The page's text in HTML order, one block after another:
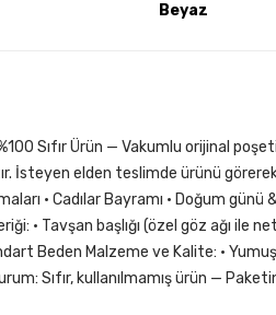
Beyaz
Sıfır Ürün — Vakumlu orijinal
İsteyen elden teslimde ürünü
• Cadılar Bayramı • Doğum
• Tavşan başlığı (özel göz ağı ile
Beden Malzeme ve Kalite: •
Sıfır, kullanılmamış ürün —